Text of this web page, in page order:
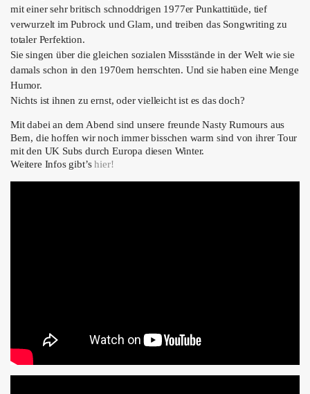
mit einer sehr britisch schnoddrigen 1977er Punkattitüde, tief
verwurzelt im Pubrock und Glam, und treiben das Songwriting zu
totaler Perfektion.
Sie singen über die gleichen sozialen Missstände in der Welt wie sie
damals schon in den 1970ern herrschten. Und sie haben eine Menge
Humor.
Nichts ist ihnen zu ernst, oder vielleicht ist es das doch?
Mit dabei an dem Abend sind unsere freundeNasty Rumours aus
Bern, die hoffen wir noch immer bisschen warm sind von ihrer Tour
mit den UK Subs durch Europa diesen Winter.
Weitere Infos gibt’shier!